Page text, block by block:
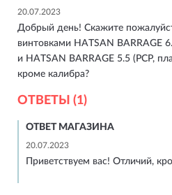
20.07.2023
Добрый день! Скажите
винтовками HATSAN BARRAGE
и HATSAN BARRAGE 5.5 (РСР,
кроме калибра?
ОТВЕТЫ (1)
ОТВЕТ МАГАЗИНА
20.07.2023
Приветствуем вас! Отличий,